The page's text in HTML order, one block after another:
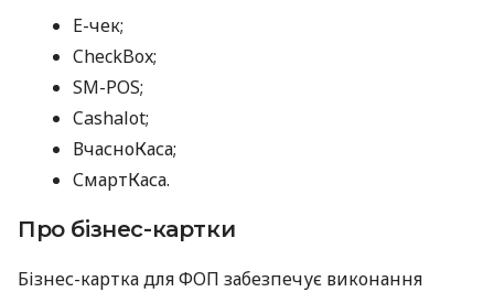
E-чек;
CheckBox;
SM-POS;
Cashalot;
ВчасноКаса;
СмартКаса.
Про бізнес-картки
Бізнес-картка для ФОП забезпечує виконання